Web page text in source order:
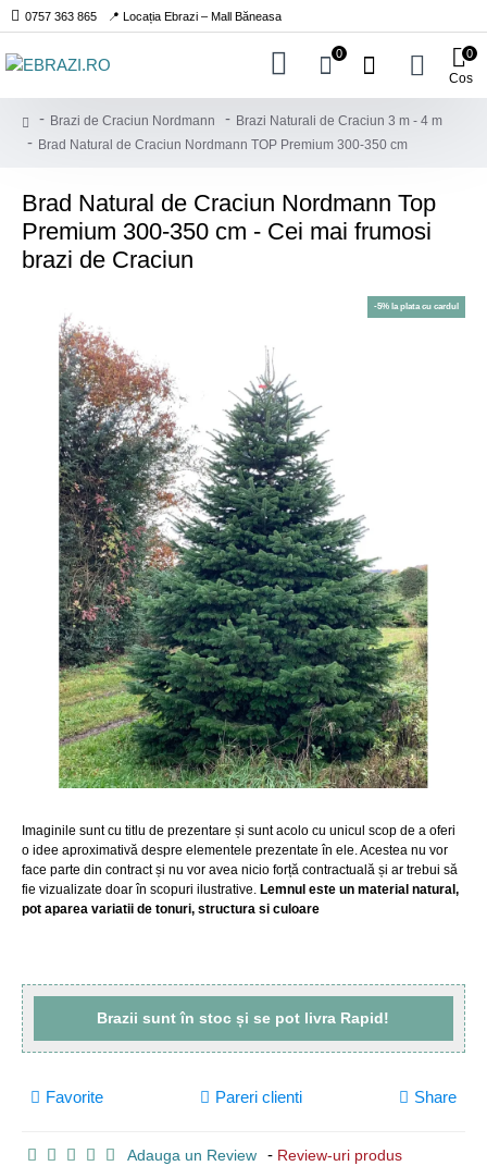
0757 363 865 📍 Locația Ebrazi – Mall Băneasa
0
Cos
0
Brazi de Craciun Nordmann
Brazi Naturali de Craciun 3 m - 4 m
Brad Natural de Craciun Nordmann TOP Premium 300-350 cm
Brad Natural de Craciun Nordmann Top
Premium 300-350 cm - Cei mai frumosi
brazi de Craciun
-5% la plata cu cardul
Imaginile sunt cu titlu de prezentare și sunt acolo cu unicul scop de a oferi
o idee aproximativă despre elementele prezentate în ele. Acestea nu vor
face parte din contract și nu vor avea nicio forță contractuală și ar trebui să
fie vizualizate doar în scopuri ilustrative. Lemnul este un material natural,
pot aparea variatii de tonuri, structura si culoare
Brazii suntîn stoc și se pot livra Rapid!
Adauga un Review - Review-uri produs
Favorite Pareri clienti Share